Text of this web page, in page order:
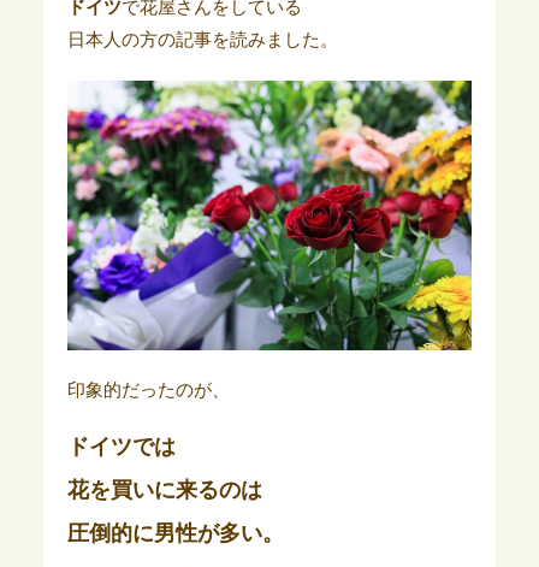
ドイツで花屋さんをしている
日本人の方の記事を読みました。
印象的だったのが、
ドイツでは
花を買いに来るのは
圧倒的に男性が多い。